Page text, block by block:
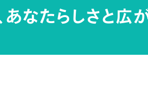
あなたらしさと広